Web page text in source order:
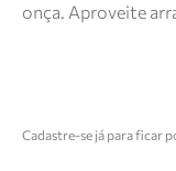
onça. Aproveite
Cadastre-se já para ficar